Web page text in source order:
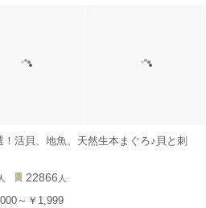
活貝、地魚、天然生本まぐろ♪貝と刺
人 22866 人
～￥1,999